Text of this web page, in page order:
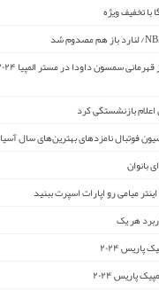
با تخفیف ویژه
بازنشستگی کرد
فوتبال نامزدهای بهترین‌های سال آسیا
هر یک
۲۰۲۴
پاریس ۲۰۲۴